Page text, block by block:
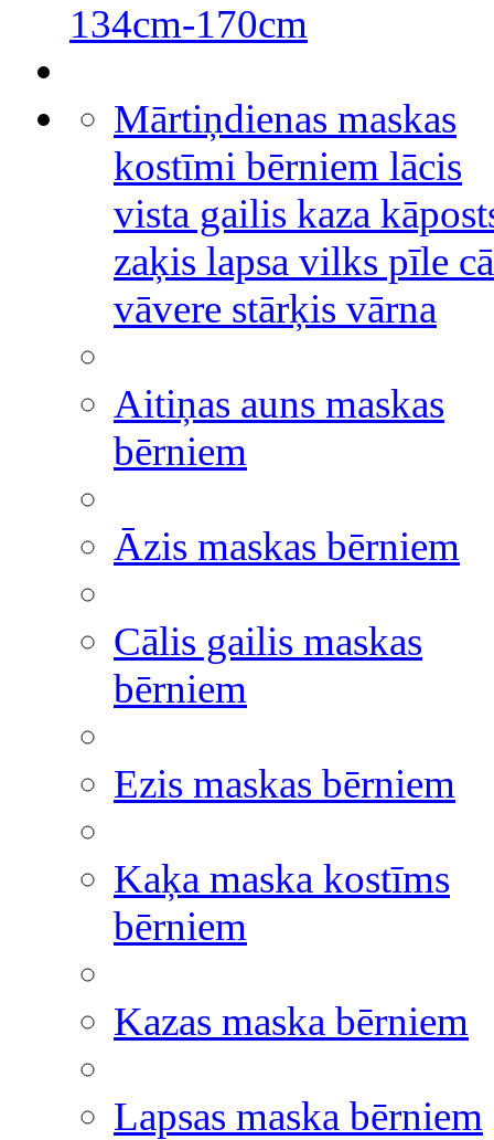
134cm-170cm
Mārtiņdienas maskas
kostīmi bērniem lācis
vista gailis kaza
zaķis lapsa vilks pīle
vāvere stārķis vārna
Aitiņas auns maskas
bērniem
Āzis maskas bērniem
Cālis gailis maskas
bērniem
Ezis maskas bērniem
Kaķa maska kostīms
bērniem
Kazas maska bērniem
Lapsas maska bērniem